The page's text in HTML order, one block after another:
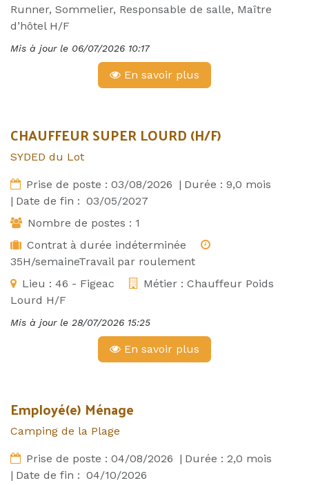
Runner, Sommelier, Responsable de salle, Maître
d’hôtel H/F
Mis à jour le 06/07/2026 10:17
En savoir plus
CHAUFFEUR SUPER LOURD (H/F)
SYDED du Lot
Prise de poste : 03/08/2026 | Durée : 9,0 mois
| Date de fin : 03/05/2027
Nombre de postes : 1
Contrat à durée indéterminée
35H/semaineTravail par roulement
Lieu : 46 - Figeac Métier : Chauffeur Poids
Lourd H/F
Mis à jour le 28/07/2026 15:25
En savoir plus
Employé(e) Ménage
Camping de la Plage
Prise de poste : 04/08/2026 | Durée : 2,0 mois
| Date de fin : 04/10/2026